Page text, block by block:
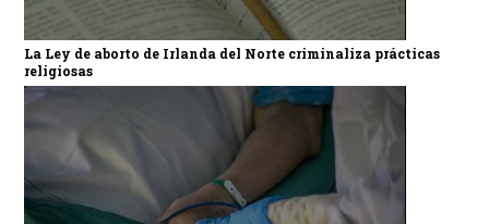
La Ley de aborto de Irlanda del Norte criminaliza prácticas
religiosas